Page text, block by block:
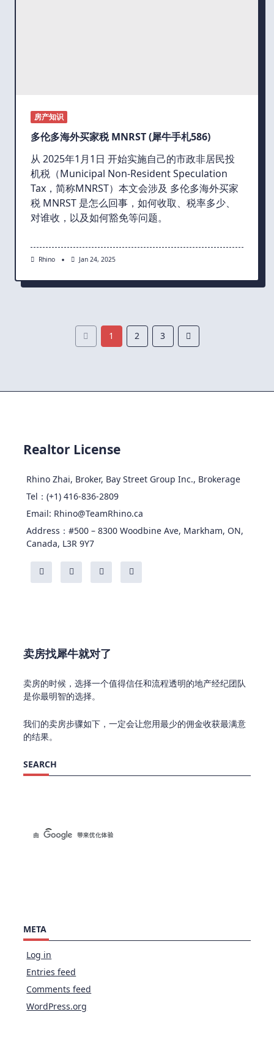
房产知识
多伦多海外买家税 MNRST (犀牛手札586)
从 2025年1月1日 开始实施自己的市政非居民投
机税（Municipal Non-Resident Speculation
Tax，简称MNRST）本文会涉及 多伦多海外买家
税 MNRST 是怎么回事，如何收取、税率多少、
对谁收，以及如何豁免等问题。
Rhino Jan 24, 2025
1 2 3
Realtor License
Rhino Zhai, Broker, Bay Street Group Inc., Brokerage
Tel：(+1) 416-836-2809
Email: Rhino@TeamRhino.ca
Address：#500 – 8300 Woodbine Ave, Markham, ON,
Canada, L3R 9Y7
卖房找犀牛就对了
卖房的时候，选择一个值得信任和流程透明的地产经纪团队
是你最明智的选择。
我们的卖房步骤如下，一定会让您用最少的佣金收获最满意
的结果。
SEARCH
META
Log in
Entries feed
Comments feed
WordPress.org